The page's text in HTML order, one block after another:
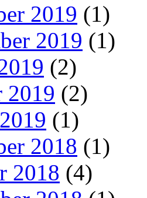
2019 (1)
2019 (1)
(2)
2019 (2)
(1)
2018 (1)
2018 (4)